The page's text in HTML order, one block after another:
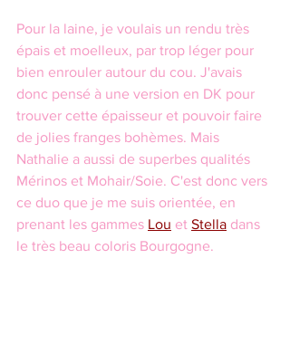
Pour la laine, je voulais un rendu très
épais et moelleux, par trop léger pour
bien enrouler autour du cou. J'avais
donc pensé à une version en DK pour
trouver cette épaisseur et pouvoir faire
de jolies franges bohèmes. Mais
Nathalie a aussi de superbes qualités
Mérinos et Mohair/Soie. C'est donc vers
ce duo que je me suis orientée, en
prenant les gammes Lou et Stella dans
le très beau coloris Bourgogne.